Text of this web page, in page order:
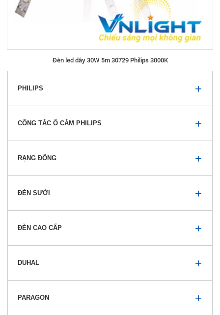
Đèn led dây 30W 5m 30729 Philips 3000K
PHILIPS
CÔNG TẮC Ổ CẮM PHILIPS
RẠNG ĐÔNG
ĐÈN SƯỞI
ĐÈN CAO CẤP
DUHAL
PARAGON